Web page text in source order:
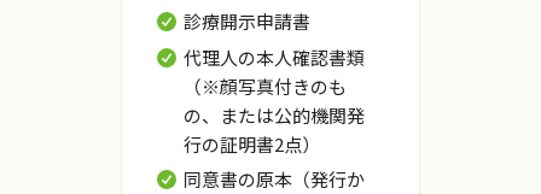
診療開示申請書
代理人の本人確認書類
（※顔写真付きのも
の、または公的機関発
行の証明書2点）
同意書の原本（発行か